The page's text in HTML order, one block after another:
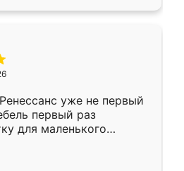
уже не первый
первый раз
для маленького
,во второй раз
По качеству очень